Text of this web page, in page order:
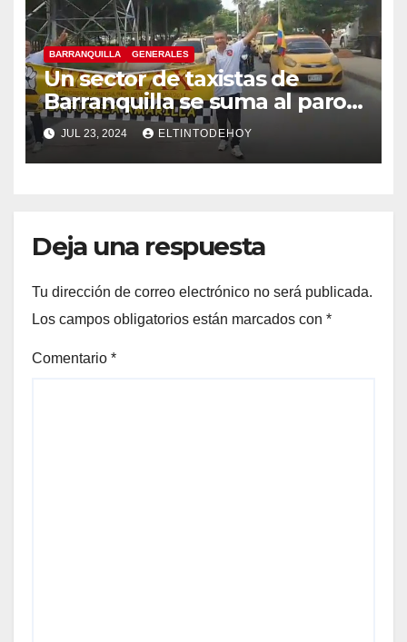
BARRANQUILLA GENERALES
Un sector de taxistas de
Barranquilla se suma al paro
nacional
JUL 23, 2024 ELTINTODEHOY
Deja una respuesta
Tu dirección de correo electrónico no será publicada.
Los campos obligatorios están marcados con *
Comentario *